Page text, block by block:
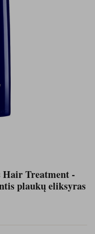
Treatment -
plaukų eliksyras